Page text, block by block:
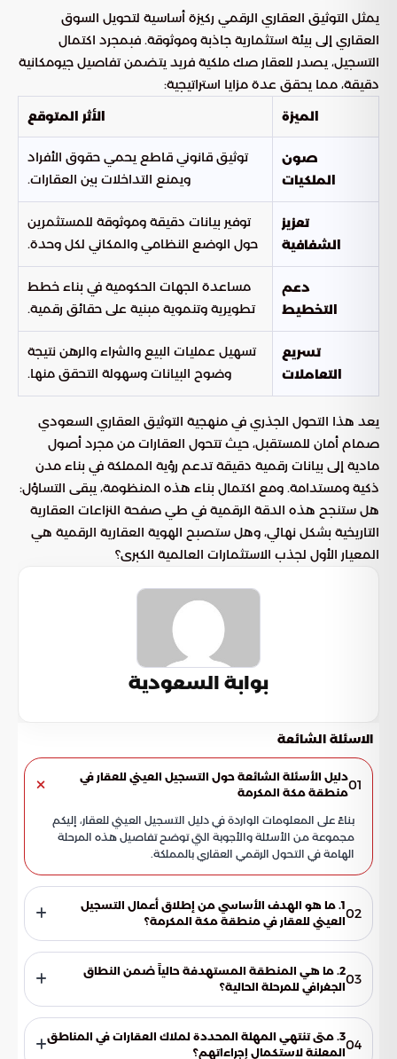
يمثل التوثيق العقاري الرقمي ركيزة أساسية لتحويل السوق
العقاري إلى بيئة استثمارية جاذبة وموثوقة. فبمجرد اكتمال
التسجيل، يصدر للعقار صك ملكية فريد يتضمن تفاصيل جيومكانية
دقيقة، مما يحقق عدة مزايا استراتيجية:
الميزة
الأثر المتوقع
صون
الملكيات
توثيق قانوني قاطع يحمي حقوق الأفراد
ويمنع التداخلات بين العقارات.
تعزيز
الشفافية
توفير بيانات دقيقة وموثوقة للمستثمرين
حول الوضع النظامي والمكاني لكل وحدة.
دعم
التخطيط
مساعدة الجهات الحكومية في بناء خطط
تطويرية وتنموية مبنية على حقائق رقمية.
تسريع
التعاملات
تسهيل عمليات البيع والشراء والرهن نتيجة
وضوح البيانات وسهولة التحقق منها.
يعد هذا التحول الجذري في منهجية التوثيق العقاري السعودي
صمام أمان للمستقبل، حيث تتحول العقارات من مجرد أصول
مادية إلى بيانات رقمية دقيقة تدعم رؤية المملكة في بناء مدن
ذكية ومستدامة. ومع اكتمال بناء هذه المنظومة، يبقى التساؤل:
هل ستنجح هذه الدقة الرقمية في طي صفحة النزاعات العقارية
التاريخية بشكل نهائي، وهل ستصبح الهوية العقارية الرقمية هي
المعيار الأول لجذب الاستثمارات العالمية الكبرى؟
بوابة السعودية
الاسئلة الشائعة
01دليل الأسئلة الشائعة حول التسجيل العيني للعقار في
منطقة مكة المكرمة
بناءً على المعلومات الواردة في دليل التسجيل العيني للعقار، إليكم
مجموعة من الأسئلة والأجوبة التي توضح تفاصيل هذه المرحلة
الهامة في التحول الرقمي العقاري بالمملكة.
02 1. ما هو الهدف الأساسي من إطلاق أعمال التسجيل
العيني للعقار في منطقة مكة المكرمة؟
يهدف المشروع إلى تعزيز حوكمة المنظومة العقارية ورفع كفاءة
الشفافية في المملكة العربية السعودية. كما يسعى لضمان حقوق
الملاك وحمايتها عبر استخدام معايير تقنية عالمية، وتأسيس قاعدة
بيانات رقمية موحدة تعبر عن الحالة القانونية والوصفية الدقيقة
لكل وحدة عقارية.
03 2. ما هي المنطقة المستهدفة حالياً ضمن النطاق
الجغرافي للمرحلة الحالية؟
تركز المرحلة الراهنة بشكل أساسي على مناطق محددة في محافظة
الطائف، حيث يتصدر "حي الهدا" المواقع المستهدفة. وقد تم
اختيار هذا الحي نظراً لجهوزية بياناته الفنية والتنظيمية، مع وجود04 3. متى تنتهي المهلة المحددة لملاك العقارات في المناطق
المعلنة لاستكمال إجراءاتهم؟